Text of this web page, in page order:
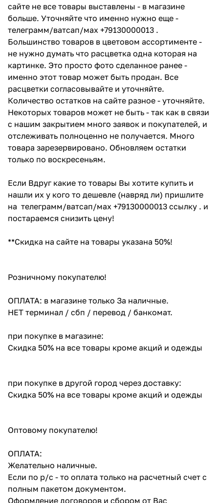
сайте не все товары выставлены - в магазине
больше. Уточняйте что именно нужно еще -
телеграмм/ватсап/мах +79130000013 .
Большинство товаров в цветовом ассортименте -
не нужно думать что расцветка одна которая на
картинке. Это просто фото сделанное ранее -
именно этот товар может быть продан. Все
расцветки согласовывайте и уточняйте.
Количество остатков на сайте разное - уточняйте.
Некоторых товаров может не быть - так как в связи
с нашим закрытием много заявок и покупателей, и
отслеживать полноценно не получается. Много
товара зарезервировано. Обновляем остатки
только по воскресеньям.
Если Вдруг какие то товары Вы хотите купить и
нашли их у кого то дешевле (навряд ли) пришлите
на телеграмм/ватсап/мах +79130000013 ссылку . и
постараемся снизить цену!
**Скидка на сайте на товары указана 50%!
Розничному покупателю!
ОПЛАТА: в магазине только За наличные.
НЕТ терминал / сбп / перевод / банкомат.
при покупке в магазине:
Скидка 50% на все товары кроме акций и одежды
при покупке в другой город через доставку:
Скидка 50% на все товары кроме акций и одежды
Оптовому покупателю!
ОПЛАТА:
Желательно наличные.
Если по р/с - то оплата только на расчетный счет с
полным пакетом документом.
Оформление договоров и сбором от Вас